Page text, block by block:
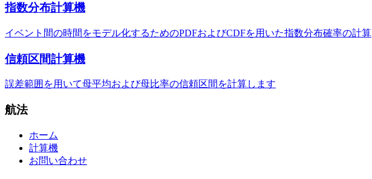
指数分布計算機
イベント間の時間をモデル化するためのPDFおよびCDFを用いた指数分布確率の計算
信頼区間計算機
誤差範囲を用いて母平均および母比率の信頼区間を計算します
航法
ホーム
計算機
お問い合わせ